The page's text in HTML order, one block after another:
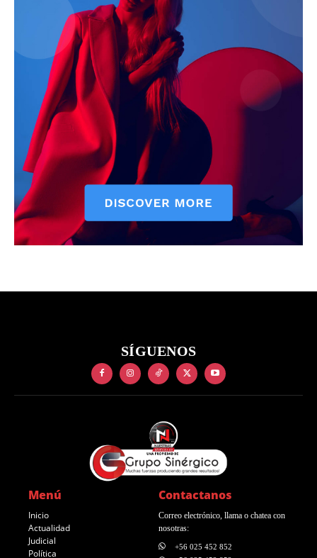
SÍGUENOS
Menú
Inicio
Actualidad
Judicial
Política
Contactanos
Correo electrónico, llama o chatea con
nosotras:
+56 025 452 852